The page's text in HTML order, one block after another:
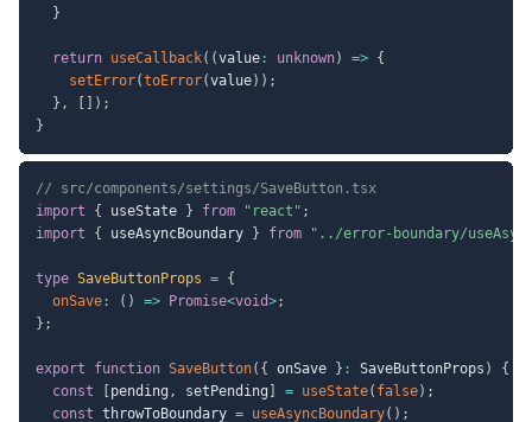
}
return useCallback( (value : unknown) => {
setError(toError(value) ) ;
} , ) ;
}
// src/components/settings/SaveButton.tsx
import
{ useState } from "react" ;
import
{ useAsyncBoundary } from "../error-boundary/
type SaveButtonProps = {
onSave : ( ) => Promise<void>;
} ;
export function SaveButton( { onSave } : SaveButtonProps )
{
const
pending , setPending = useState( false) ;
const throwToBoundary = useAsyncBoundary( ) ;